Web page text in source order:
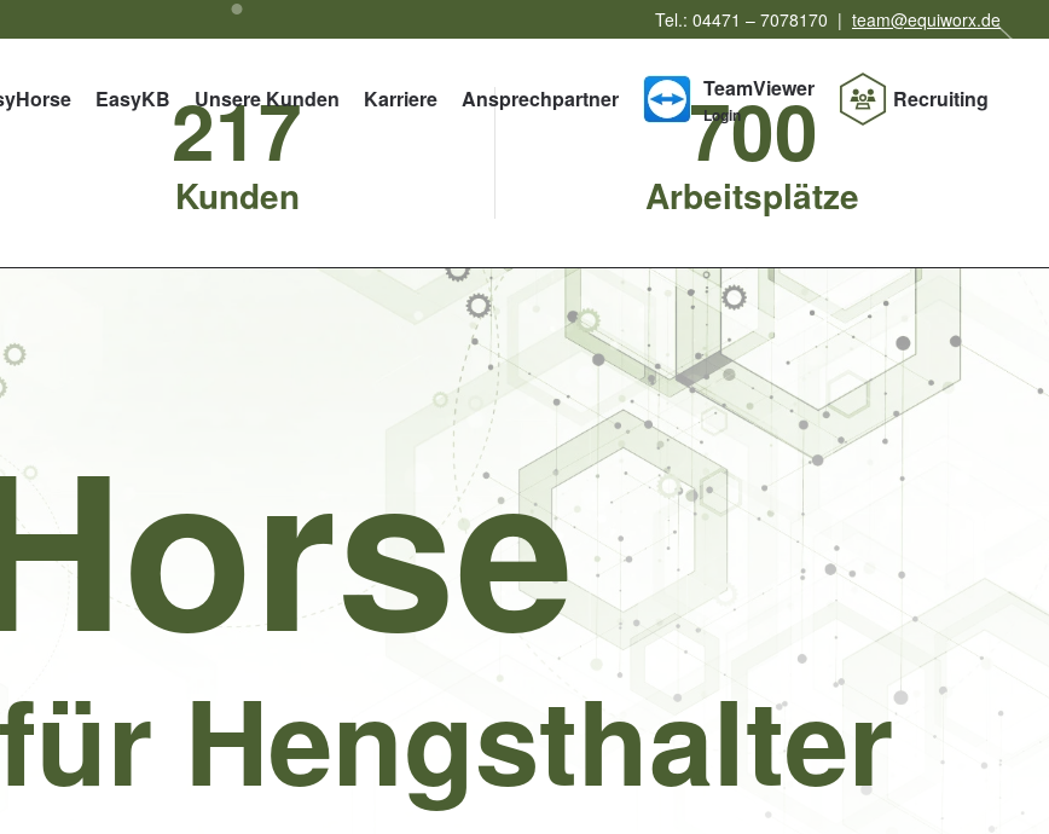
Tel.: 04471 – 7078170 | team@equiworx.de
EasyKB Unsere Kunden Karriere Ansprechpartner TeamViewer
Login
Recruiting
equiworx
217
Kunden
700
Arbeitsplätze
Hengsthalter